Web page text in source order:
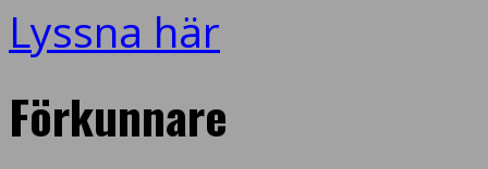
Lyssna här
Förkunnare